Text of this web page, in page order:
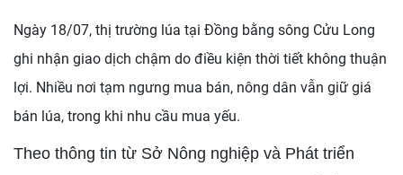
Ngày 18/07, thị trường lúa tại Đồng bằng sông Cửu Long
ghi nhận giao dịch chậm do điều kiện thời tiết không thuận
lợi. Nhiều nơi tạm ngưng mua bán, nông dân vẫn giữ giá
bán lúa, trong khi nhu cầu mua yếu.
Theo thông tin từ Sở Nông nghiệp và Phát triển